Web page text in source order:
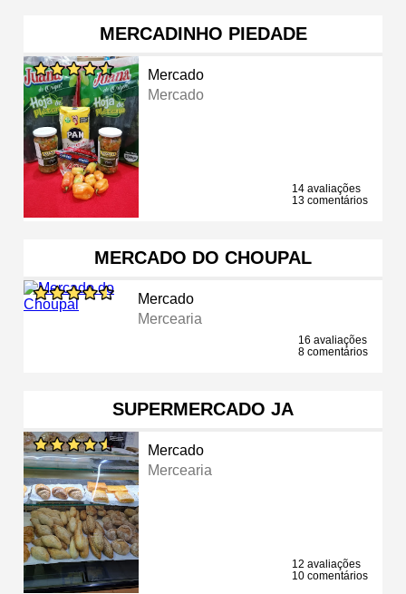
MERCADINHO PIEDADE
Mercado
Mercado
14 avaliações
13 comentários
MERCADO DO CHOUPAL
Mercado
Mercearia
16 avaliações
8 comentários
SUPERMERCADO JA
Mercado
Mercearia
12 avaliações
10 comentários